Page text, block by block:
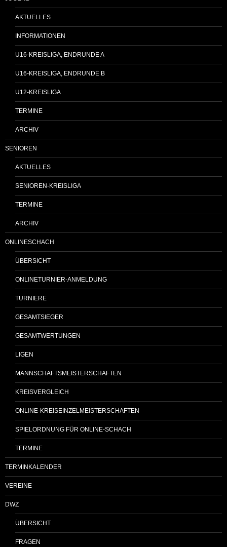
AKTUELLES
INFORMATIONEN
U16-KREISLIGA, ENDRUNDE A
U16-KREISLIGA, ENDRUNDE B
U12-KREISLIGA
TERMINE
ARCHIV
SENIOREN
AKTUELLES
SENIOREN-KREISLIGA
TERMINE
ARCHIV
ONLINESCHACH
ÜBERSICHT
ONLINETURNIER-ANMELDUNG
TURNIERE
GESAMTSIEGER
GESAMTWERTUNGEN
LIGEN
MANNSCHAFTSMEISTERSCHAFTEN
KREISVERGLEICH
ONLINE-KREISEINZELMEISTERSCHAFTEN
SPIELORDNUNG FÜR ONLINE-SCHACH
TERMINE
TERMINKALENDER
VEREINE
DWZ
ÜBERSICHT
FRAGEN